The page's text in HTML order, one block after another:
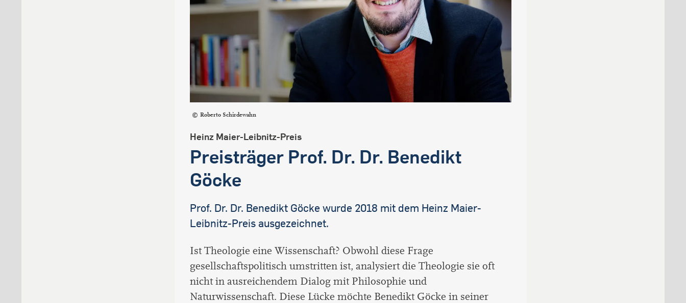
Roberto Schirdewahn
Heinz Maier-Leibnitz-Preis
Preisträger Prof. Dr. Dr. Benedikt
Göcke
Prof. Dr. Dr. Benedikt Göcke wurde 2018 mit dem Heinz Maier-
Leibnitz-Preis ausgezeichnet.
Ist Theologie eine Wissenschaft? Obwohl diese Frage
gesellschaftspolitisch umstritten ist, analysiert die Theologie sie oft
nicht in ausreichendem Dialog mit Philosophie und
Naturwissenschaft. Diese Lücke möchte Benedikt Göcke in seiner